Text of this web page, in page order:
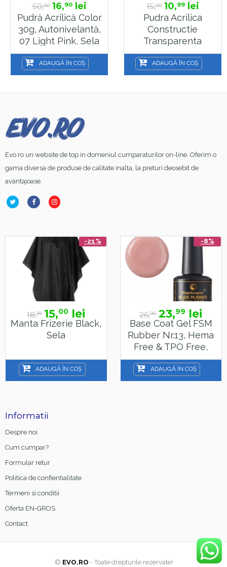
50,00 16,90lei
Pudră Acrilică Color
30g, Autonivelantă,
07 Light Pink, Sela
ADAUGĂ ÎN COȘ
15,00 10,99lei
Pudra Acrilica
Constructie
Transparenta
EzFlow, 28g
ADAUGĂ ÎN COȘ
Evo.ro un website de top in domeniul cumparaturilor on-line. Oferim o
gama diversa de produse de calitate inalta, la preturi deosebit de
avantajoase.
-21%
18,99 15,00 lei
Manta Frizerie Black,
Sela
ADAUGĂ ÎN COȘ
-8%
26,00 23,99 lei
Base Coat Gel FSM
Rubber Nr.13, Hema
Free & TPO Free,
15ml
ADAUGĂ ÎN COȘ
Informatii
Despre noi
Cum cumpar?
Formular retur
Politica de confientialitate
Termeni si conditii
Oferta EN-GROS
Contact
© EVO.RO - Toate drepturile rezervate!